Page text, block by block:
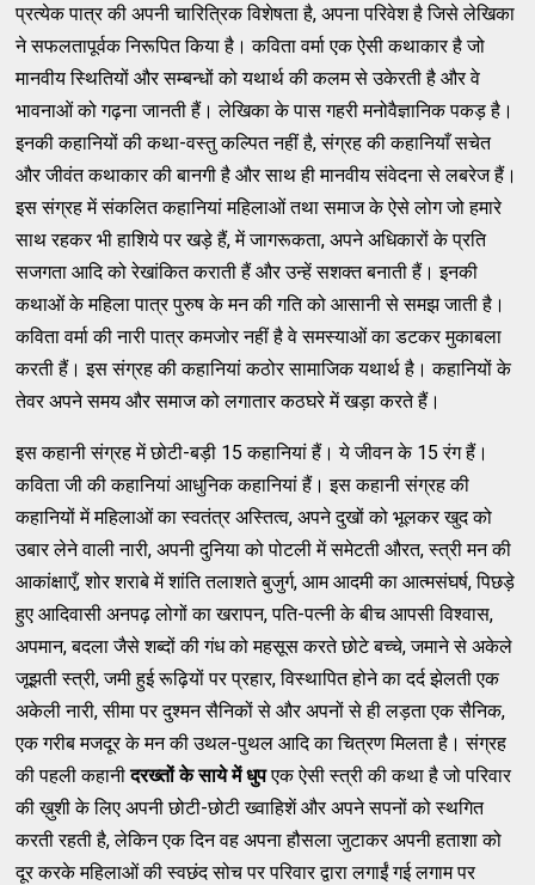
प्रत्येक पात्र की अपनी चारित्रिक विशेषता है, अपना परिवेश है जिसे लेखिका
ने सफलतापूर्वक निरूपित किया है। कविता वर्मा एक ऐसी कथाकार है जो
मानवीय स्थितियों और सम्बन्धों को यथार्थ की कलम से उकेरती है और वे
भावनाओं को गढ़ना जानती हैं। लेखिका के पास गहरी मनोवैज्ञानिक पकड़ है।
इनकी कहानियों की कथा-वस्तु कल्पित नहीं है, संग्रह की कहानियाँ सचेत
और जीवंत कथाकार की बानगी है और साथ ही मानवीय संवेदना से लबरेज हैं।
इस संग्रह में संकलित कहानियां महिलाओं तथा समाज के ऐसे लोग जो हमारे
साथ रहकर भी हाशिये पर खड़े हैं, में जागरूकता, अपने अधिकारों के प्रति
सजगता आदि को रेखांकित कराती हैं और उन्हें सशक्त बनाती हैं। इनकी
कथाओं के महिला पात्र पुरुष के मन की गति को आसानी से समझ जाती है।
कविता वर्मा की नारी पात्र कमजोर नहीं है वे समस्याओं का डटकर मुकाबला
करती हैं। इस संग्रह की कहानियां कठोर सामाजिक यथार्थ है। कहानियों के
तेवर अपने समय और समाज को लगातार कठघरे में खड़ा करते हैं।
इस कहानी संग्रह में छोटी-बड़ी 15 कहानियां हैं। ये जीवन के 15 रंग हैं।
कविता जी की कहानियां आधुनिक कहानियां हैं। इस कहानी संग्रह की
कहानियों में महिलाओं का स्वतंत्र अस्तित्व, अपने दुखों को भूलकर खुद को
उबार लेने वाली नारी, अपनी दुनिया को पोटली में समेटती औरत, स्त्री मन की
आकांक्षाएँ, शोर शराबे में शांति तलाशते बुजुर्ग, आम आदमी का आत्मसंघर्ष, पिछड़े
हुए आदिवासी अनपढ़ लोगों का खरापन, पति-पत्नी के बीच आपसी विश्वास,
अपमान, बदला जैसे शब्दों की गंध को महसूस करते छोटे बच्चे, जमाने से अकेले
जूझती स्त्री, जमी हुई रूढ़ियों पर प्रहार, विस्थापित होने का दर्द झेलती एक
अकेली नारी, सीमा पर दुश्मन सैनिकों से और अपनों से ही लड़ता एक सैनिक,
एक गरीब मजदूर के मन की उथल-पुथल आदि का चित्रण मिलता है। संग्रह
की पहली कहानीदरख्तों के साये में धुपएक ऐसी स्त्री की कथा है जो परिवार
की ख़ुशी के लिए अपनी छोटी-छोटी ख्वाहिशें और अपने सपनों को स्थगित
करती रहती है, लेकिन एक दिन वह अपना हौसला जुटाकर अपनी हताशा को
दूर करके महिलाओं की स्वछंद सोच पर परिवार द्वारा लगाईं गई लगाम पर